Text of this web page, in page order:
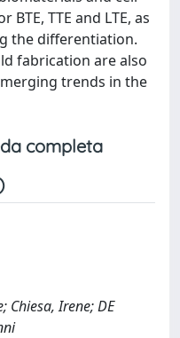
TTE and LTE, as
the differentiation.
fabrication are also
trends in the
completa
Chiesa, Irene; DE